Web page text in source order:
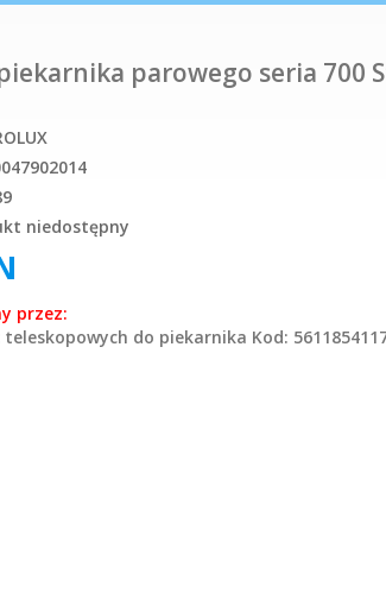
parowego seria 700
niedostępny
przez:
do piekarnika Kod: